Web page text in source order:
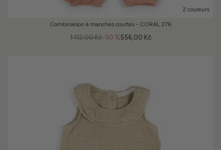
2 couleurs
Combinaison à manches courtes - CORAL 276
-50 %
1 112,00 Kč 556,00 Kč